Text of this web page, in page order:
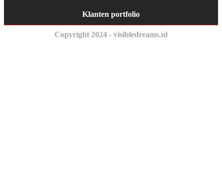
Klanten portfolio
Copyright 2024 - visibledreams.nl